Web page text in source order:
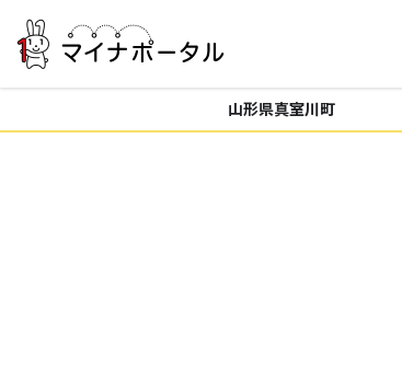
山形県真室川町